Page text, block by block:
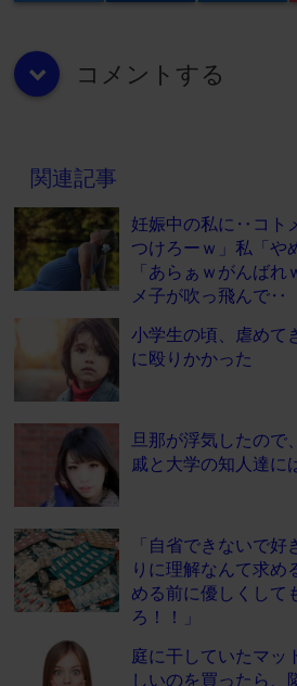
down コメントする
関連記事
妊娠中の私に‥コト
つけろーｗ」私「や
「あらぁｗがんば
メ子が吹っ飛んで‥
小学生の頃、虐めて
に殴りかかった
旦那が浮気したので
戚と大学の知人達
「自省できないで
りに理解なんて求め
める前に優しくして
ろ！！」
庭に干していたマッ
しいのを買ったら、